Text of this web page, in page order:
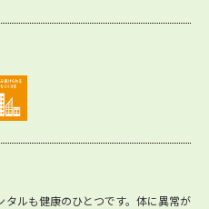
ルも健康のひとつです。体に異常が